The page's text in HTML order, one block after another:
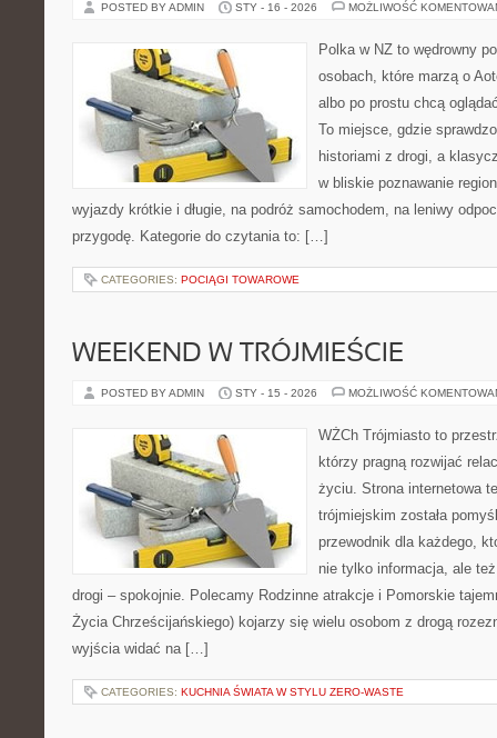
POSTED BY ADMIN STY - 16 - 2026 MOŻLIWOŚĆ
Polka w NZ to wędrowny
osobach, które marzą o
albo po prostu chcą
To miejsce, gdzie
historiami z drogi, a
w bliskie poznawanie
wyjazdy krótkie i długie, na podróż samochodem, na leniwy
przygodę. Kategorie do czytania to: […]
CATEGORIES: POCIĄGI TOWAROWE
WEEKEND W TRÓJMIEŚCIE
POSTED BY ADMIN STY - 15 - 2026 MOŻLIWOŚĆ
WŻCh Trójmiasto to
którzy pragną rozwijać
życiu. Strona internetowa
trójmiejskim została
przewodnik dla każdego,
nie tylko informacja, ale
drogi – spokojnie. Polecamy Rodzinne atrakcje i Pomorskie
Życia Chrześcijańskiego) kojarzy się wielu osobom z drogą
wyjścia widać na […]
CATEGORIES: KUCHNIA ŚWIATA W STYLU ZERO-WASTE